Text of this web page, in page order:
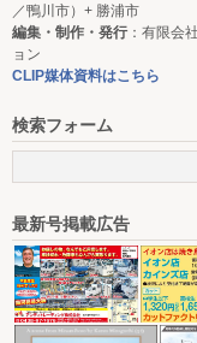
／鴨川市）+ 勝浦市
編集・制作・発行：有限会
ョン
CLIP媒体資料はこちら
検索フォーム
最新号掲載広告